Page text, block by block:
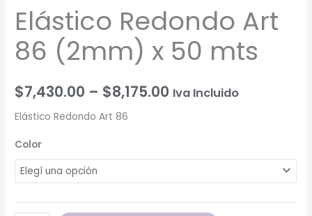
Elástico Redondo Art
86 (2mm) x 50 mts
$7,430.00 – $8,175.00 Iva Incluido
Elástico Redondo Art 86
Color